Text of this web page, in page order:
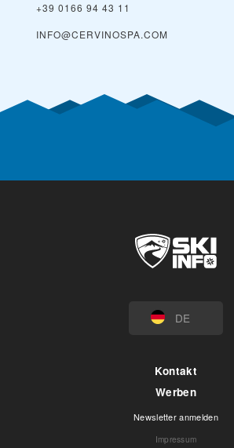
+39 0166 94 43 11
INFO@CERVINOSPA.COM
DE
Kontakt
Werben
Newsletter anmelden
Impressum